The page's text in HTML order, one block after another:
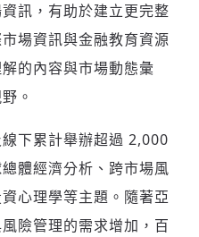
訊，有助於建立更完整
場資訊與金融教育資源
的內容與市場動態彙
。
下累計舉辦超過 2,000
體經濟分析、跨市場風
心理學等主題。隨著亞
險管理的需求增加，百